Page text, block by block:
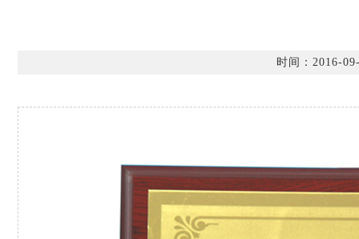
时间：2016-